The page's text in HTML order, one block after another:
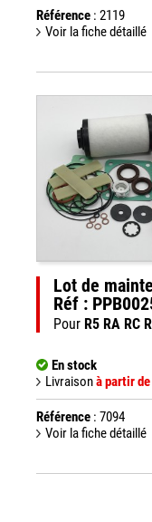
Référence : 2119
Voir la fiche détaillé
Lot de
Réf :
Pour R5 RA RC
En stock
Livraisonà partir
Référence : 7094
Voir la fiche détaillé